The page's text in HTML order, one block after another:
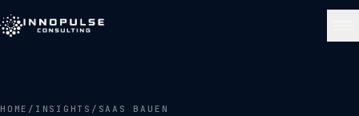
HOME / INSIGHTS / SAAS BAUEN